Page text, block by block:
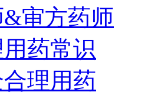
审方药师
药常识
理用药